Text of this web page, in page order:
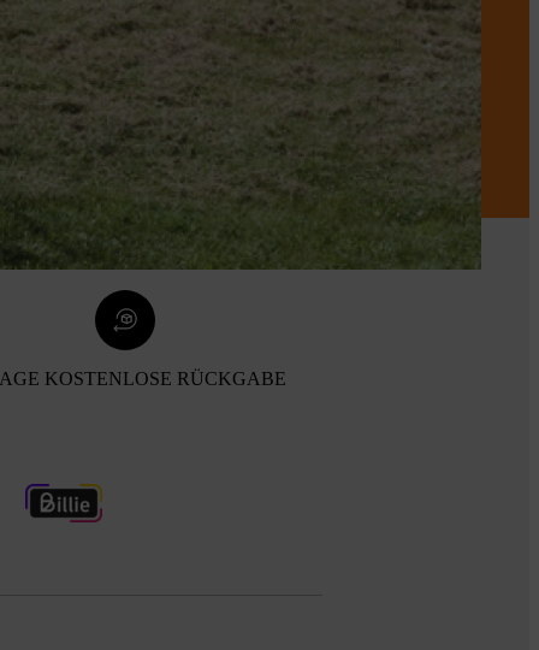
KOSTENLOSE RÜCKGABE